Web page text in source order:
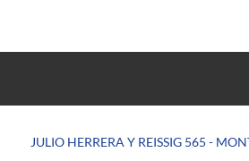
JULIO HERRERA Y REISSIG 565 -